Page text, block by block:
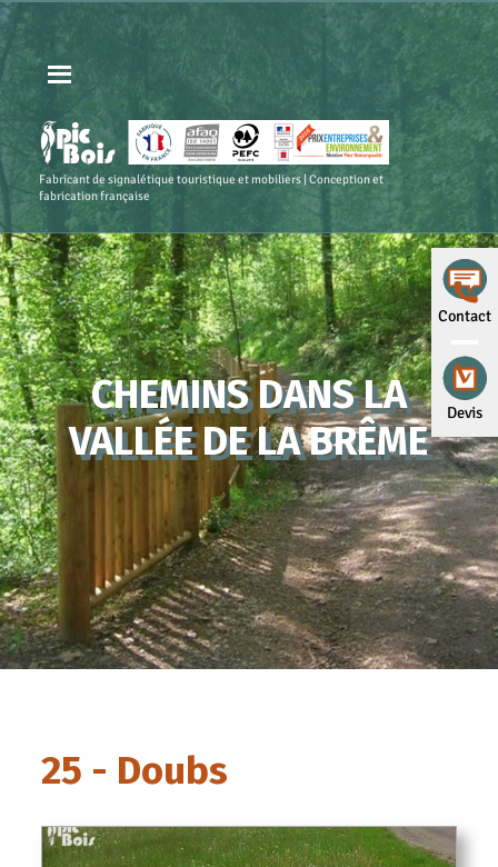
Contact
Devis
Fabricant de signalétique touristique et mobiliers | Conception et
fabrication française
CHEMINS DANS LA
VALLÉE DE LA BRÊME
25 - Doubs